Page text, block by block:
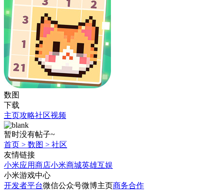
数图
下载
主页攻略社区视频
暂时没有帖子~
首页 > 数图 > 社区
友情链接
小米应用商店小米商城英雄互娱
小米游戏中心
开发者平台微信公众号微博主页商务合作